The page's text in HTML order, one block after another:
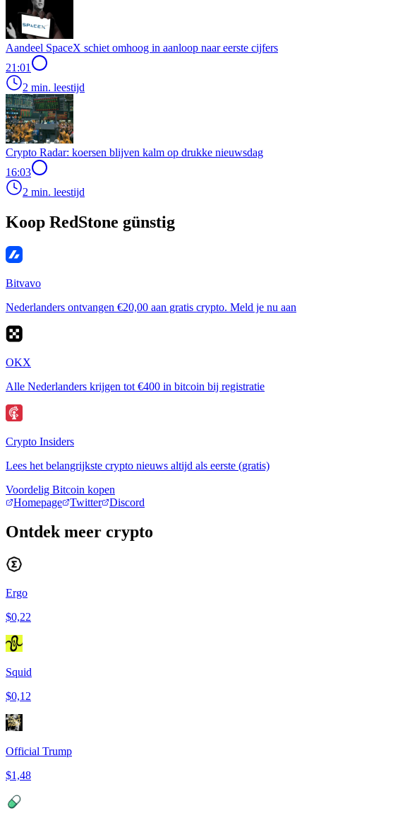
Aandeel SpaceX schiet omhoog in aanloop naar eerste cijfers
21:01
2 min. leestijd
Crypto Radar: koersen blijven kalm op drukke nieuwsdag
16:03
2 min. leestijd
Koop RedStone günstig
Bitvavo
Nederlanders ontvangen €20,00 aan gratis crypto. Meld je nu aan
OKX
Alle Nederlanders krijgen tot €400 in bitcoin bij registratie
Crypto Insiders
Lees het belangrijkste crypto nieuws altijd als eerste (gratis)
Voordelig Bitcoin kopen
Homepage
Twitter Discord
Ontdek meer crypto
Ergo
$0,22
Squid
$0,12
Official Trump
$1,48